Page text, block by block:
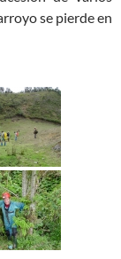
se pierde en